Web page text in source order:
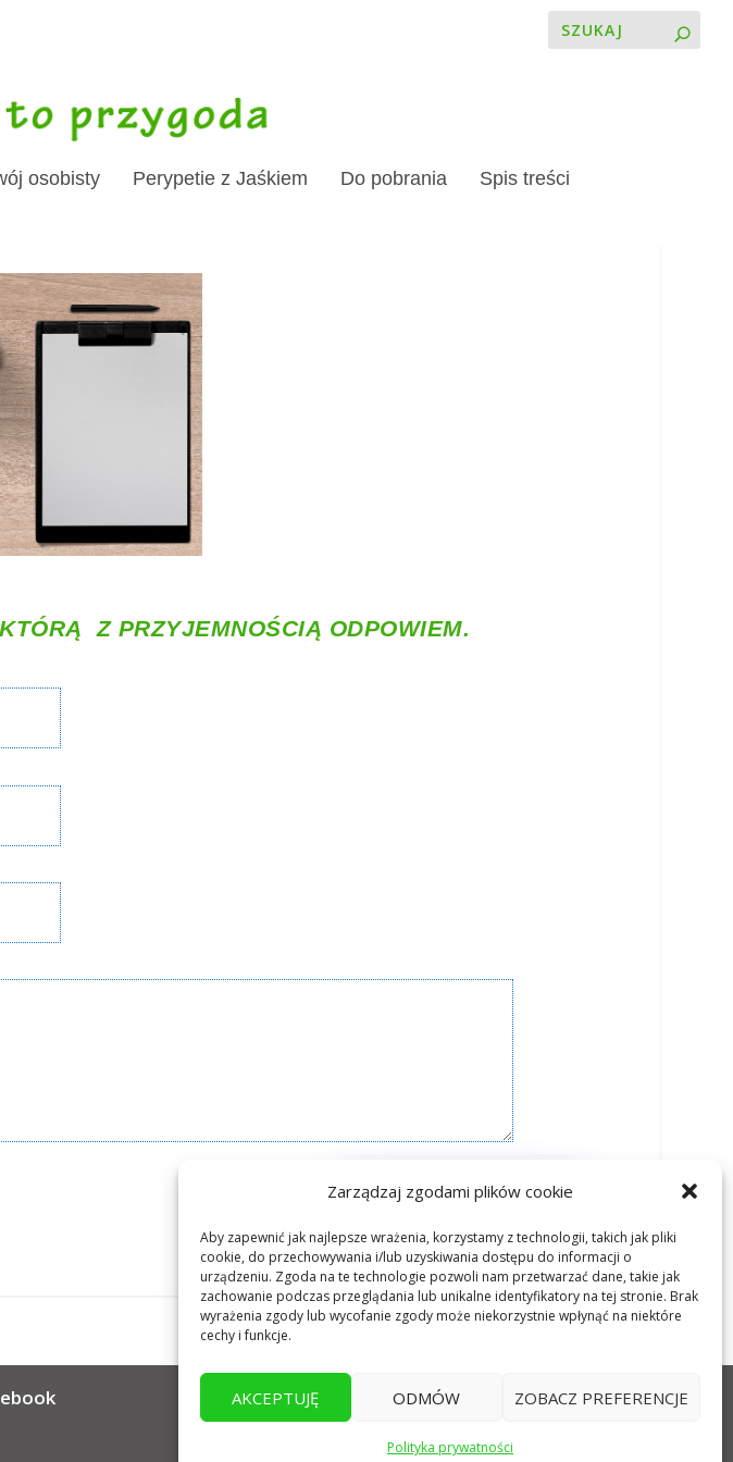
Zarządzaj zgodami plików cookie
Aby zapewnić jak najlepsze wrażenia, korzystamy z technologii, takich jak pliki
cookie, do przechowywania i/lub uzyskiwania dostępu do informacji o
urządzeniu. Zgoda na te technologie pozwoli nam przetwarzać dane, takie jak
zachowanie podczas przeglądania lub unikalne identyfikatory na tej stronie. Brak
wyrażenia zgody lub wycofanie zgody może niekorzystnie wpłynąć na niektóre
cechy i funkcje.
AKCEPTUJĘ ODMÓW ZOBACZ PREFERENCJE
Polityka prywatności
osobisty Perypetie z Jaśkiem Do pobrania Spis treści
Z PRZYJEMNOŚCIĄ ODPOWIEM.
WYŚLIJ WIADOMOŚĆ